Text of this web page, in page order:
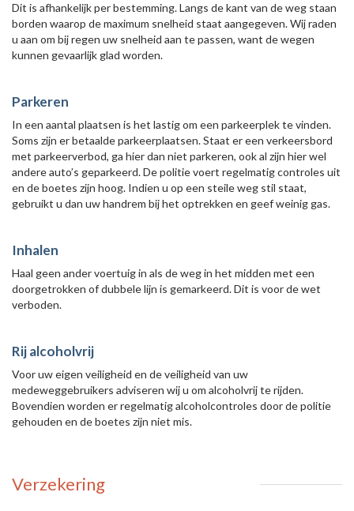
Dit is afhankelijk per bestemming. Langs de kant van de weg staan
borden waarop de maximum snelheid staat aangegeven. Wij raden
u aan om bij regen uw snelheid aan te passen, want de wegen
kunnen gevaarlijk glad worden.
Parkeren
In een aantal plaatsen is het lastig om een parkeerplek te vinden.
Soms zijn er betaalde parkeerplaatsen. Staat er een verkeersbord
met parkeerverbod, ga hier dan niet parkeren, ook al zijn hier wel
andere auto’s geparkeerd. De politie voert regelmatig controles uit
en de boetes zijn hoog. Indien u op een steile weg stil staat,
gebruikt u dan uw handrem bij het optrekken en geef weinig gas.
Inhalen
Haal geen ander voertuig in als de weg in het midden met een
doorgetrokken of dubbele lijn is gemarkeerd. Dit is voor de wet
verboden.
Rij alcoholvrij
Voor uw eigen veiligheid en de veiligheid van uw
medeweggebruikers adviseren wij u om alcoholvrij te rijden.
Bovendien worden er regelmatig alcoholcontroles door de politie
gehouden en de boetes zijn niet mis.
Verzekering